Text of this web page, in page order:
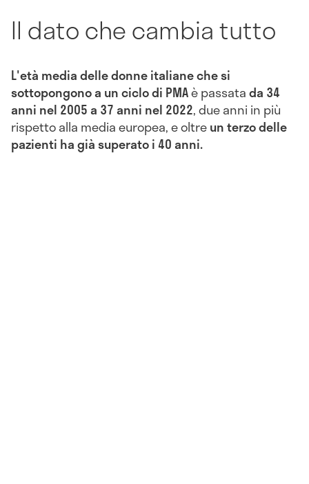
Il dato che cambia tutto
L'età media delle donne italiane che si
sottopongono a un ciclo di PMAè passatada 34
anni nel 2005 a 37 anni nel 2022, due anni in più
rispetto alla media europea, e oltreun terzo delle
pazienti ha già superato i 40 anni.